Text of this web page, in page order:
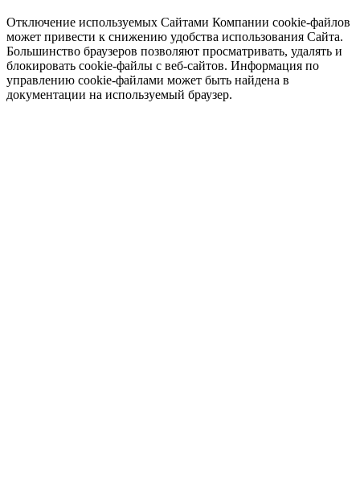
Отключение используемых Сайтами Компании cookie-файлов
может привести к снижению удобства использования Сайта.
Большинство браузеров позволяют просматривать, удалять и
блокировать cookie-файлы c веб-сайтов. Информация по
управлению cookie-файлами может быть найдена в
документации на используемый браузер.